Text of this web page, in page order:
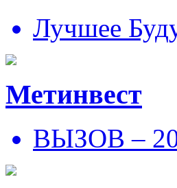
Лучшее
Метинвест
ВЫЗОВ –